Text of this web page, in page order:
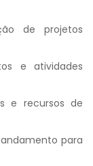
de projetos
e atividades
e recursos de
para